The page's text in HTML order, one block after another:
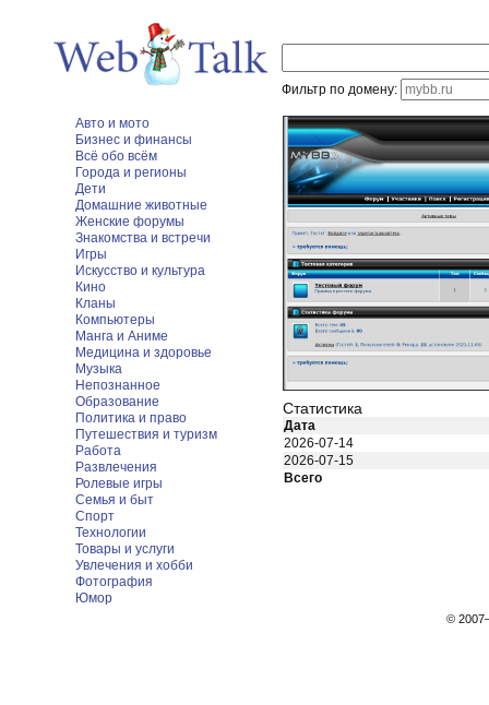
Фильтр по домену:
Авто и мото
Бизнес и финансы
Всё обо всём
Города и регионы
Дети
Домашние животные
Женские форумы
Знакомства и встречи
Игры
Искусство и культура
Кино
Кланы
Компьютеры
Манга и Аниме
Медицина и здоровье
Музыка
Непознанное
Образование
Политика и право
Путешествия и туризм
Работа
Развлечения
Ролевые игры
Семья и быт
Спорт
Технологии
Товары и услуги
Увлечения и хобби
Фотография
Юмор
Статистика
Дата
2026-07-14
2026-07-15
Всего
©